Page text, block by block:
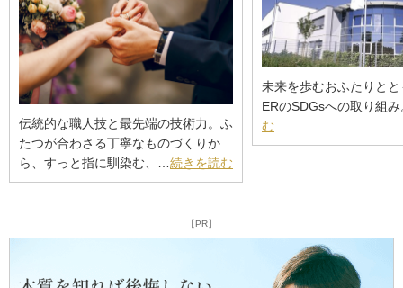
伝統的な職人技と最先端の技術力。ふ
たつが合わさる丁寧なものづくりか
ら、すっと指に馴染む、… 続きを読む
未来を歩むおふたりと
ERのSDGsへの取り組
む
【PR】